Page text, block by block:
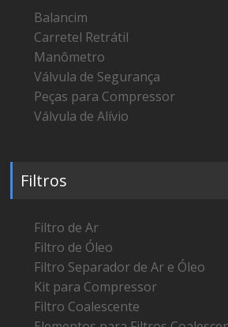
Balancim
Carretel Retrátil
Manômetro
Válvula de Segurança
Peças para Compressor
Válvula de Alívio
Filtros
Filtro de Ar
Filtro de Óleo
Filtro Separador de Ar e Óleo
Kit para Compressor
Filtro Coalescente